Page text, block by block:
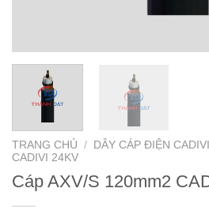
TRANG CHỦ / DÂY CÁP ĐIỆN CADIVI
CADIVI 24KV
Cáp AXV/S 120mm2